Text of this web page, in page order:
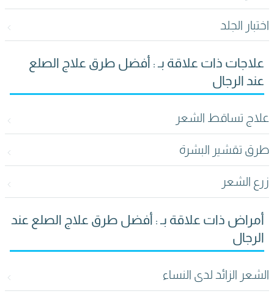
اختبار الجلد
علاجات ذات علاقة بـ : أفضل طرق علاج الصلع
عند الرجال
علاج تساقط الشعر
طرق تقشير البشرة
زرع الشعر
أمراض ذات علاقة بـ : أفضل طرق علاج الصلع عند
الرجال
الشعر الزائد لدى النساء